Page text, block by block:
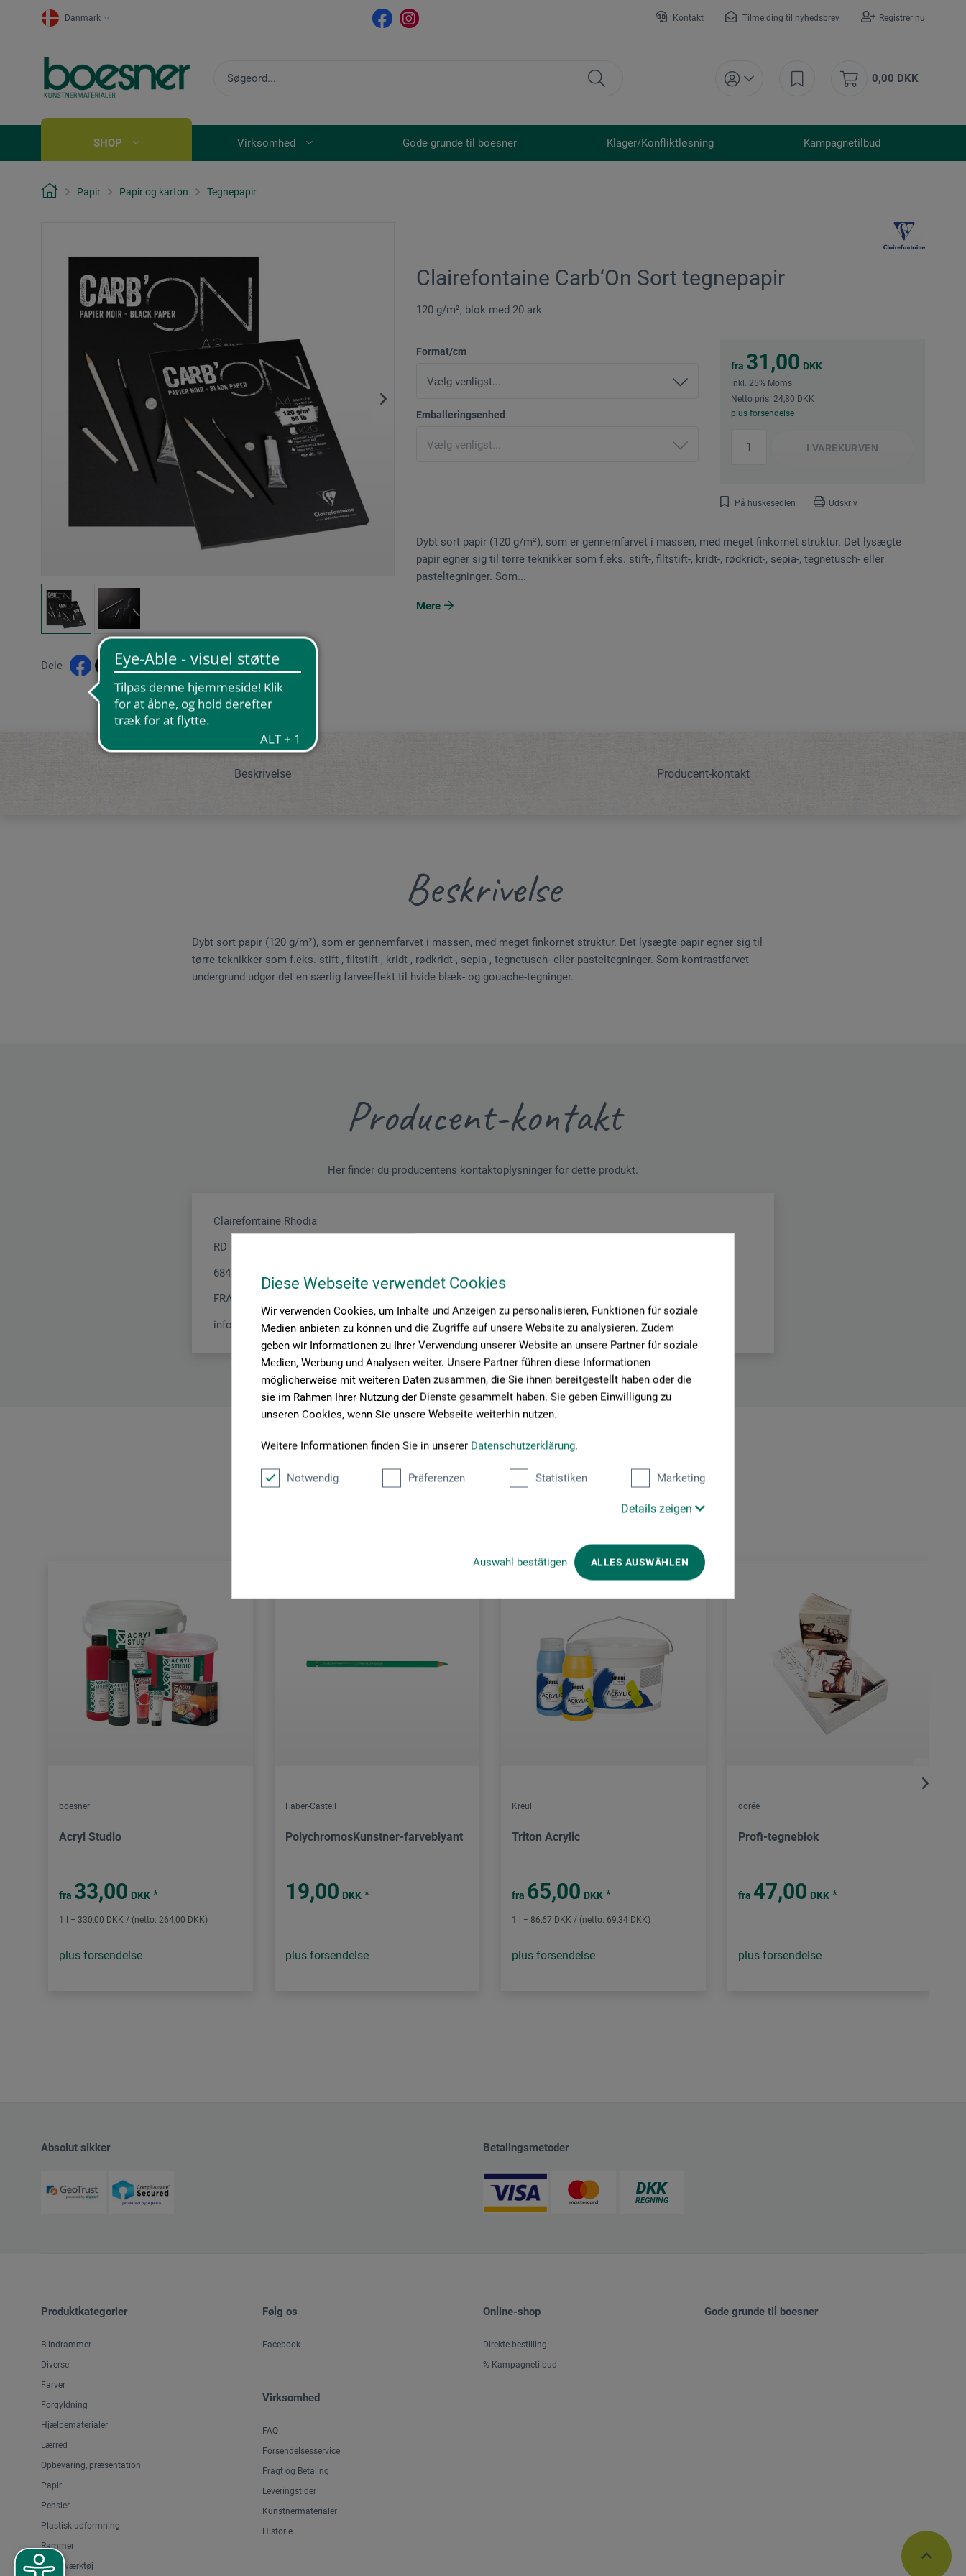
Diese Webseite verwendet Cookies
Wir verwenden Cookies, um Inhalte und Anzeigen zu personalisieren, Funktionen für soziale
Medien anbieten zu können und die Zugriffe auf unsere Website zu analysieren. Zudem
geben wir Informationen zu Ihrer Verwendung unserer Website an unsere Partner für soziale
Medien, Werbung und Analysen weiter. Unsere Partner führen diese Informationen
möglicherweise mit weiteren Daten zusammen, die Sie ihnen bereitgestellt haben oder die
sie im Rahmen Ihrer Nutzung der Dienste gesammelt haben. Sie geben Einwilligung zu
unseren Cookies, wenn Sie unsere Webseite weiterhin nutzen.
Weitere Informationen finden Sie in unserer Datenschutzerklärung.
Notwendig Präferenzen Statistiken Marketing
Details zeigen
Auswahl bestätigen ALLES AUSWÄHLEN
Danmark Kontakt Tilmelding til nyhedsbrev Registrér nu
0,00 DKK
SHOP Virksomhed Gode grunde til boesner Klager/Konfliktløsning Kampagnetilbud
Papir Papir og karton Tegnepapir
Clairefontaine Carb‘On Sort tegnepapir
120 g/m², blok med 20 ark
Format/cm
Emballeringsenhed
fra 31,00 DKK
inkl. 25% Moms
Netto pris: 24,80 DKK
plus forsendelse
I VAREKURVEN
På huskesedlen Udskriv
Dele
Dybt sort papir (120 g/m²), som er gennemfarvet i massen, med meget finkornet struktur. Det lysægte
papir egner sig til tørre teknikker som f.eks. stift-, filtstift-, kridt-, rødkridt-, sepia-, tegnetusch- eller
pasteltegninger. Som...
Mere
Beskrivelse Producent-kontakt
Beskrivelse
Dybt sort papir (120 g/m²), som er gennemfarvet i massen, med meget finkornet struktur. Det lysægte papir egner sig til
tørre teknikker som f.eks. stift-, filtstift-, kridt-, rødkridt-, sepia-, tegnetusch- eller pasteltegninger. Som kontrastfarvet
undergrund udgør det en særlig farveeffekt til hvide blæk- og gouache-tegninger.
Producent-kontakt
Her finder du producentens kontaktoplysninger for dette produkt.
Clairefontaine Rhodia
RD 52
68490 Ottmarsheim
FRANKREICH
info@clairefontaine.com
Kunder købte også
boesner
Acryl Studio
fra 33,00 DKK *
1 l = 330,00 DKK / (netto: 264,00 DKK)
plus forsendelse
Faber-Castell
PolychromosKunstner-farveblyant
19,00 DKK *
plus forsendelse
Kreul
Triton Acrylic
fra 65,00 DKK *
1 l = 86,67 DKK / (netto: 69,34 DKK)
plus forsendelse
dorée
Profi-tegneblok
fra 47,00 DKK *
plus forsendelse
Absolut sikker Betalingsmetoder
Produktkategorier
Blindrammer
Diverse
Farver
Forgyldning
Hjælpematerialer
Lærred
Opbevaring, præsentation
Papir
Pensler
Plastisk udformning
Rammer
Skæreværktøj
Følg os
Facebook
Virksomhed
FAQ
Forsendelsesservice
Fragt og Betaling
Leveringstider
Kunstnermaterialer
Historie
Online-shop
Direkte bestilling
% Kampagnetilbud
Gode grunde til boesner